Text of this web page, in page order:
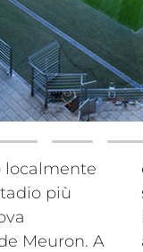
localmente
più
Meuron. A
l'intero
under-
anche gli